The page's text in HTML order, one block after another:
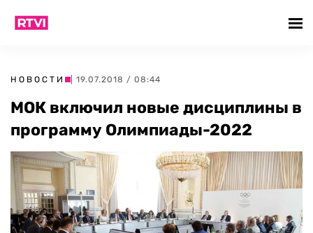
НОВОСТИ | 19.07.2018 / 08:44
МОК включил новые дисциплины в
программу Олимпиады-2022